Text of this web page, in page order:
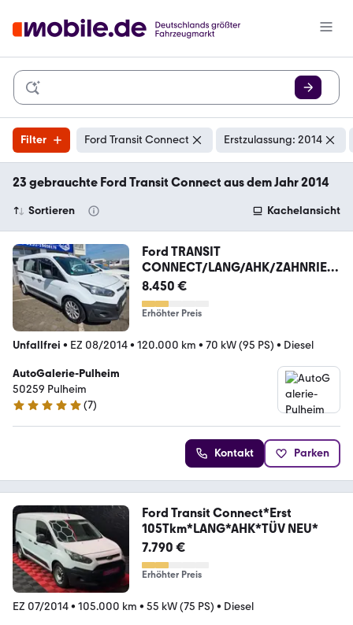
Filter Ford Transit Connect Erstzulassung: 2014
23 gebrauchte Ford Transit Connect aus dem Jahr 2014
Sortieren Kachelansicht
Ford TRANSIT
CONNECT/LANG/AHK/ZAHNRIEM
EN NEU/ALU
8.450 €
Erhöhter Preis
Unfallfrei • EZ 08/2014• 120.000 km • 70 kW (95 PS) • Diesel
AutoGalerie-Pulheim
50259 Pulheim
4.9 Sterne
(7)
Kontakt Parken
Ford Transit Connect*Erst
105Tkm*LANG*AHK*TÜV NEU*
7.790 €
Erhöhter Preis
EZ 07/2014• 105.000 km • 55 kW (75 PS) • Diesel